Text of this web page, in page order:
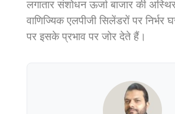
लगातार संशोधन ऊर्जा बाजार की
वाणिज्यिक एलपीजी सिलेंडरों पर निर्भर
पर इसके प्रभाव पर जोर देते हैं।